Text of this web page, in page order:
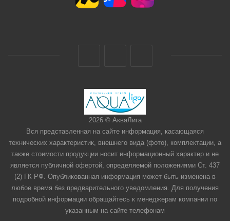
2026 © АкваЛига
Вся представленная на сайте информация, касающаяся
технических характеристик, внешнего вида (фото), комплектации, а
также стоимости продукции носит информационный характер и не
является публичной офертой, определяемой положениями Ст. 437
(2) ГК РФ. Опубликованная информация может быть изменена в
любое время без предварительного уведомления. Для получения
подробной информации обращайтесь к менеджерам компании по
указанным на сайте телефонам